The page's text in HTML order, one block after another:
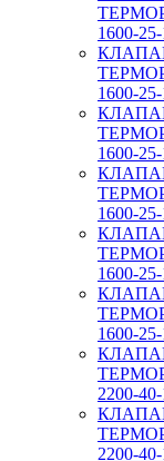
1600-
1600-
1600-
1600-
1600-
1600-
2200-
2200-